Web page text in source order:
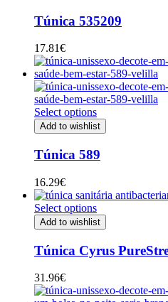
Túnica 535209
17.81€
Select options
Add to wishlist
Túnica 589
16.29€
Select options
Add to wishlist
Túnica Cyrus
31.96€